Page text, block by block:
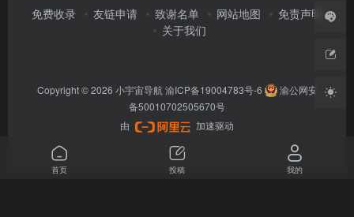
免费收录 友链申请 致谢名单 网站地图
免责声明
关于我们
Copyright © 2026 小宇宙导航 渝ICP备19004783号-6
渝公网安
备50010702505670号
由
加速驱动
首页 投稿 我的